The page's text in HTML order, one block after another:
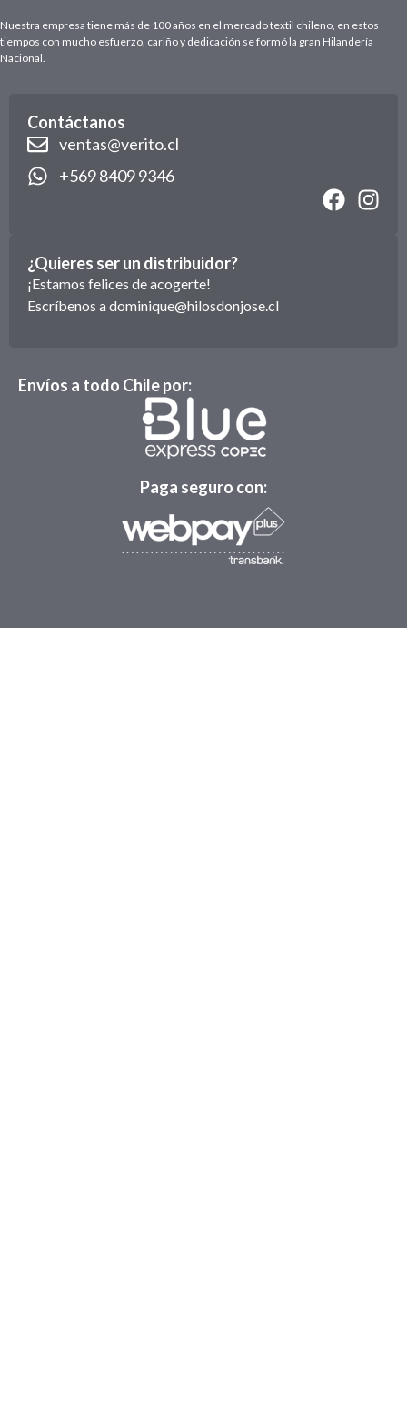
Nuestra empresa tiene más de 100 años en el mercado textil chileno, en estos
tiempos con mucho esfuerzo, cariño y dedicación se formó la gran Hilandería
Nacional.
Contáctanos
ventas@verito.cl
+569 8409 9346
¿Quieres ser un distribuidor?
¡Estamos felices de acogerte!
Escríbenos a dominique@hilosdonjose.cl
Envíos a todo Chile por:
Paga seguro con: